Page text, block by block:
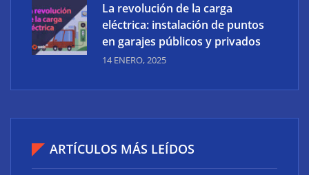
La revolución de la carga
eléctrica: instalación de puntos
en garajes públicos y privados
14 ENERO, 2025
ARTÍCULOS MÁS LEÍDOS